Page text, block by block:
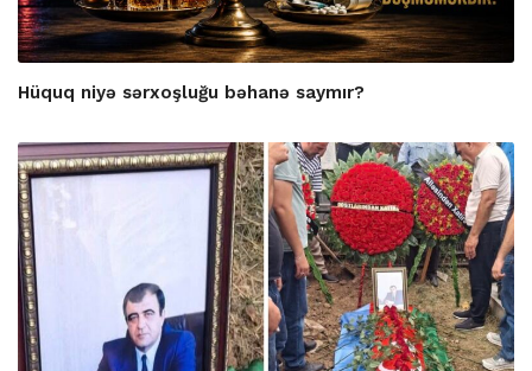
Hüquq niyə sərxoşluğu bəhanə saymır?